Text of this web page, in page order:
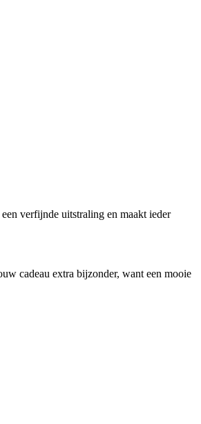
verfijnde uitstraling en maakt ieder
cadeau extra bijzonder, want een mooie